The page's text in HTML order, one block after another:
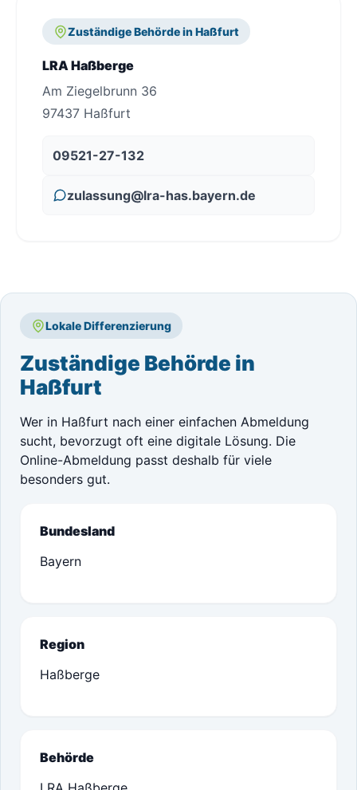
Zuständige Behörde in Haßfurt
LRA Haßberge
Am Ziegelbrunn 36
97437 Haßfurt
09521-27-132
zulassung@lra-has.bayern.de
Lokale Differenzierung
Zuständige Behörde in
Haßfurt
Wer in Haßfurt nach einer einfachen Abmeldung
sucht, bevorzugt oft eine digitale Lösung. Die
Online-Abmeldung passt deshalb für viele
besonders gut.
Bundesland
Bayern
Region
Haßberge
Behörde